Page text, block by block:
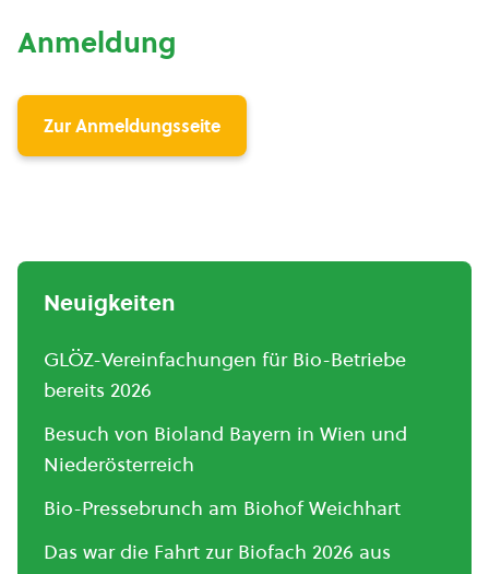
Anmeldung
Zur Anmeldungsseite
Neuigkeiten
GLÖZ-Vereinfachungen für Bio-Betriebe
bereits 2026
Besuch von Bioland Bayern in Wien und
Niederösterreich
Bio-Pressebrunch am Biohof Weichhart
Das war die Fahrt zur Biofach 2026 aus